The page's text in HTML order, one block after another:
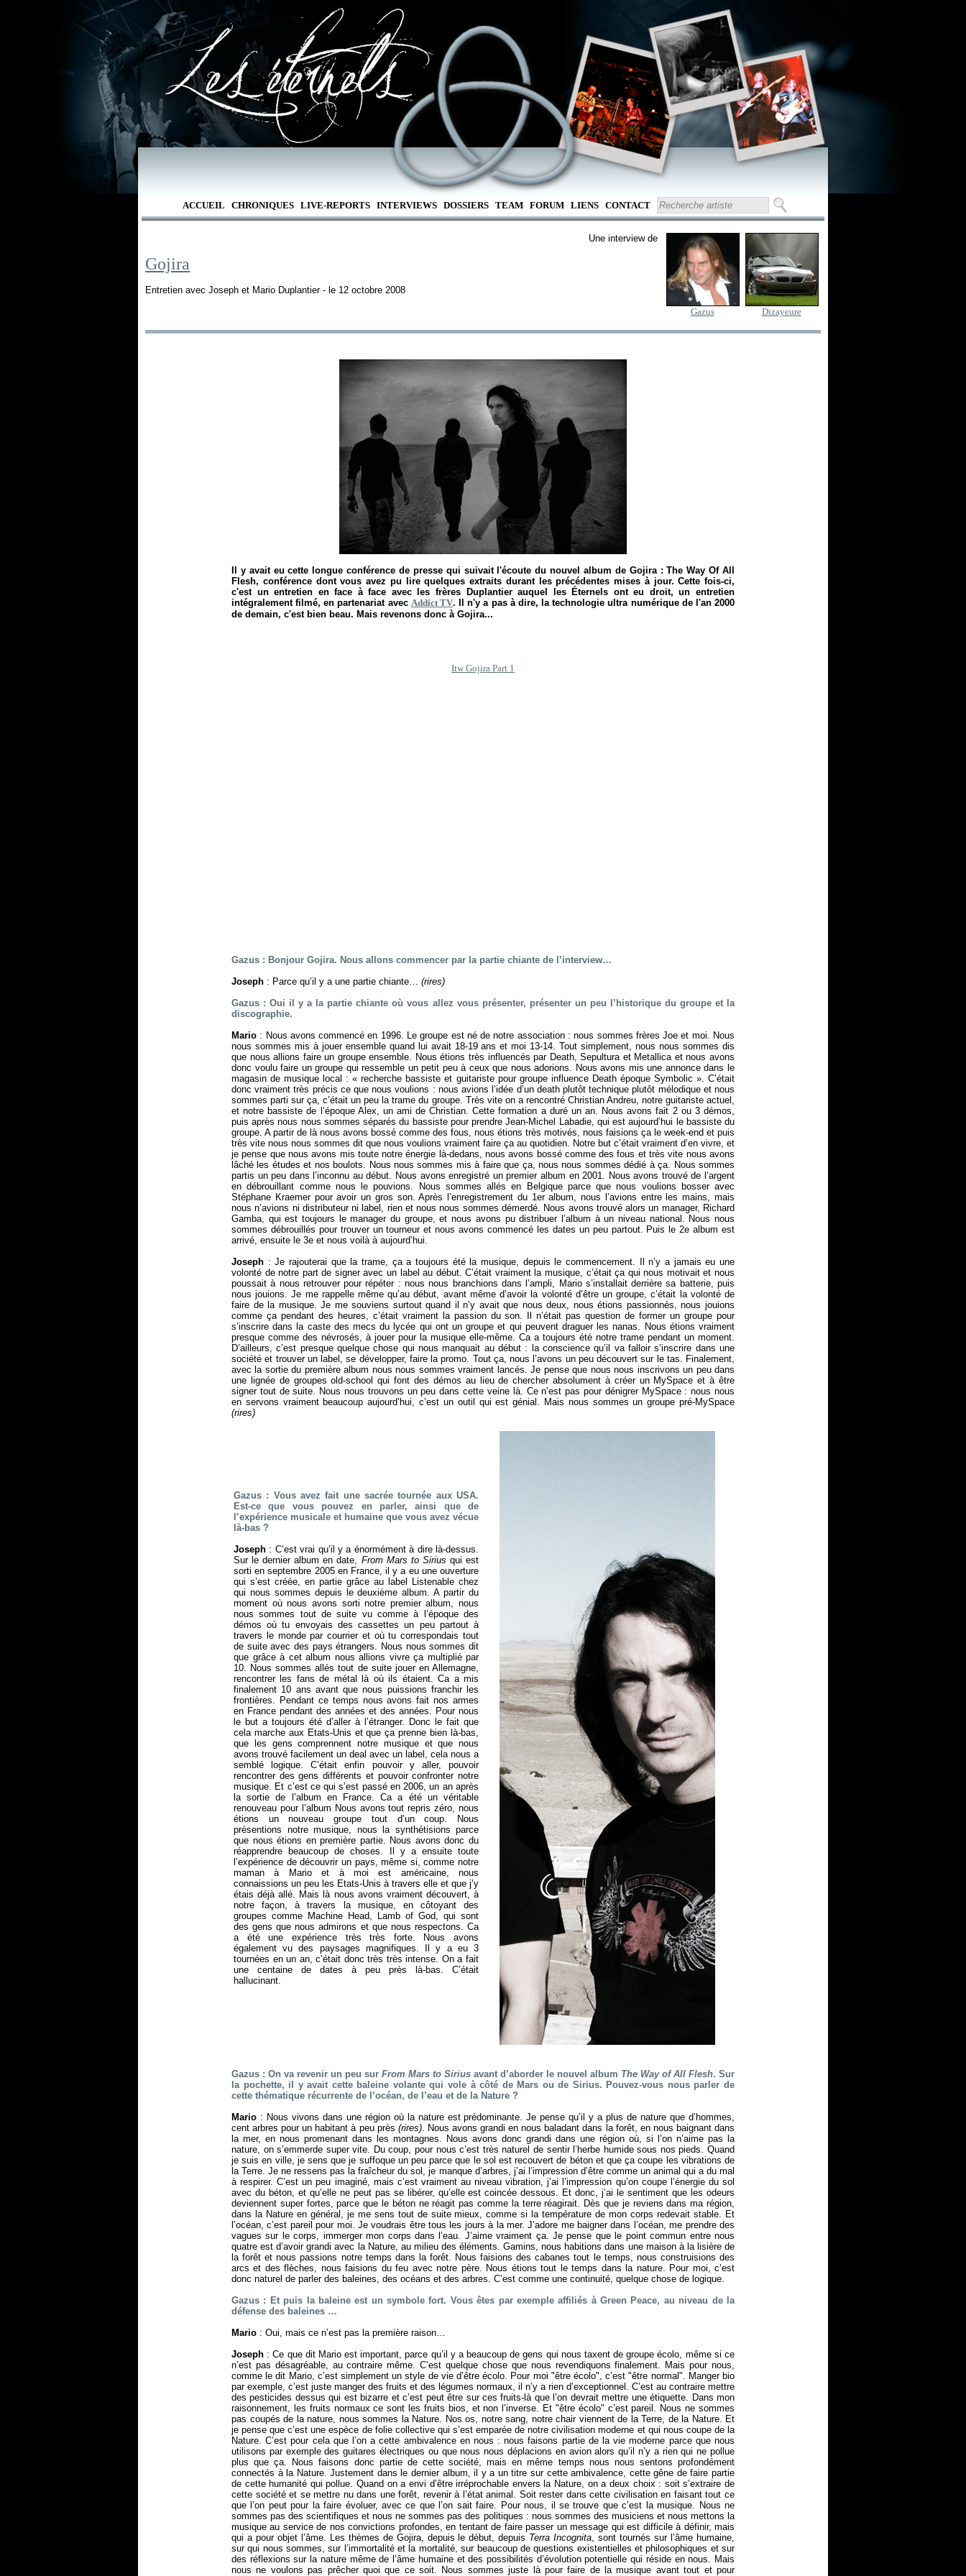
ACCUEIL CHRONIQUES LIVE-REPORTS INTERVIEWS DOSSIERS TEAM FORUM LIENS CONTACT
Gojira
Entretien avec Joseph et Mario Duplantier - le 12 octobre 2008
Dizayeure
Gazus
Une interview de
Il y avait eu cette longue conférence de presse qui suivait l'écoute du nouvel album de Gojira :The Way Of All
Flesh, conférence dont vous avez pu lire quelques extraits durant les précédentes mises à jour. Cette fois-ci,
c'est un entretien en face à face avec les frères Duplantier auquel les Éternels ont eu droit, un entretien
intégralement filmé, en partenariat avec Addict TV. Il n'y a pas à dire, la technologie ultra numérique de l'an 2000
de demain, c'est bien beau. Mais revenons donc à Gojira...
Itw Gojira Part 1
Gazus : Bonjour Gojira. Nous allons commencer par la partie chiante de l’interview…
Joseph : Parce qu’il y a une partie chiante… (rires)
Gazus : Oui il y a la partie chiante où vous allez vous présenter, présenter un peu l’historique du groupe et la
discographie.
Mario : Nous avons commencé en 1996. Le groupe est né de notre association : nous sommes frères Joe et moi. Nous
nous sommes mis à jouer ensemble quand lui avait 18-19 ans et moi 13-14. Tout simplement, nous nous sommes dis
que nous allions faire un groupe ensemble. Nous étions très influencés par Death, Sepultura et Metallica et nous avons
donc voulu faire un groupe qui ressemble un petit peu à ceux que nous adorions. Nous avons mis une annonce dans le
magasin de musique local : « recherche bassiste et guitariste pour groupe influence Death époque Symbolic ». C’était
donc vraiment très précis ce que nous voulions : nous avions l’idée d’un death plutôt technique plutôt mélodique et nous
sommes parti sur ça, c’était un peu la trame du groupe. Très vite on a rencontré Christian Andreu, notre guitariste actuel,
et notre bassiste de l’époque Alex, un ami de Christian. Cette formation a duré un an. Nous avons fait 2 ou 3 démos,
puis après nous nous sommes séparés du bassiste pour prendre Jean-Michel Labadie, qui est aujourd’hui le bassiste du
groupe. A partir de là nous avons bossé comme des fous, nous étions très motivés, nous faisions ça le week-end et puis
très vite nous nous sommes dit que nous voulions vraiment faire ça au quotidien. Notre but c’était vraiment d’en vivre, et
je pense que nous avons mis toute notre énergie là-dedans, nous avons bossé comme des fous et très vite nous avons
lâché les études et nos boulots. Nous nous sommes mis à faire que ça, nous nous sommes dédié à ça. Nous sommes
partis un peu dans l’inconnu au début. Nous avons enregistré un premier album en 2001. Nous avons trouvé de l’argent
en débrouillant comme nous le pouvions. Nous sommes allés en Belgique parce que nous voulions bosser avec
Stéphane Kraemer pour avoir un gros son. Après l’enregistrement du 1er album, nous l’avions entre les mains, mais
nous n’avions ni distributeur ni label, rien et nous nous sommes démerdé. Nous avons trouvé alors un manager, Richard
Gamba, qui est toujours le manager du groupe, et nous avons pu distribuer l’album à un niveau national. Nous nous
sommes débrouillés pour trouver un tourneur et nous avons commencé les dates un peu partout. Puis le 2e album est
arrivé, ensuite le 3e et nous voilà à aujourd’hui.
Joseph : Je rajouterai que la trame, ça a toujours été la musique, depuis le commencement. Il n’y a jamais eu une
volonté de notre part de signer avec un label au début. C’était vraiment la musique, c’était ça qui nous motivait et nous
poussait à nous retrouver pour répéter : nous nous branchions dans l’ampli, Mario s’installait derrière sa batterie, puis
nous jouions. Je me rappelle même qu’au début, avant même d’avoir la volonté d’être un groupe, c’était la volonté de
faire de la musique. Je me souviens surtout quand il n’y avait que nous deux, nous étions passionnés, nous jouions
comme ça pendant des heures, c’était vraiment la passion du son. Il n’était pas question de former un groupe pour
s’inscrire dans la caste des mecs du lycée qui ont un groupe et qui peuvent draguer les nanas. Nous étions vraiment
presque comme des névrosés, à jouer pour la musique elle-même. Ca a toujours été notre trame pendant un moment.
D’ailleurs, c’est presque quelque chose qui nous manquait au début : la conscience qu’il va falloir s’inscrire dans une
société et trouver un label, se développer, faire la promo. Tout ça, nous l’avons un peu découvert sur le tas. Finalement,
avec la sortie du première album nous nous sommes vraiment lancés. Je pense que nous nous inscrivons un peu dans
une lignée de groupes old-school qui font des démos au lieu de chercher absolument à créer un MySpace et à être
signer tout de suite. Nous nous trouvons un peu dans cette veine là. Ce n’est pas pour dénigrer MySpace : nous nous
en servons vraiment beaucoup aujourd’hui, c’est un outil qui est génial. Mais nous sommes un groupe pré-MySpace
(rires)
Gazus : Vous avez fait une sacrée tournée aux USA.
Est-ce que vous pouvez en parler, ainsi que de
l’expérience musicale et humaine que vous avez vécue
là-bas ?
Joseph : C’est vrai qu’il y a énormément à dire là-dessus.
Sur le dernier album en date, From Mars to Sirius qui est
sorti en septembre 2005 en France, il y a eu une ouverture
qui s’est créée, en partie grâce au label Listenable chez
qui nous sommes depuis le deuxième album. A partir du
moment où nous avons sorti notre premier album, nous
nous sommes tout de suite vu comme à l’époque des
démos où tu envoyais des cassettes un peu partout à
travers le monde par courrier et où tu correspondais tout
de suite avec des pays étrangers. Nous nous sommes dit
que grâce à cet album nous allions vivre ça multiplié par
10. Nous sommes allés tout de suite jouer en Allemagne,
rencontrer les fans de métal là où ils étaient. Ca a mis
finalement 10 ans avant que nous puissions franchir les
frontières. Pendant ce temps nous avons fait nos armes
en France pendant des années et des années. Pour nous
le but a toujours été d’aller à l’étranger. Donc le fait que
cela marche aux Etats-Unis et que ça prenne bien là-bas,
que les gens comprennent notre musique et que nous
avons trouvé facilement un deal avec un label, cela nous a
semblé logique. C’était enfin pouvoir y aller, pouvoir
rencontrer des gens différents et pouvoir confronter notre
musique. Et c’est ce qui s’est passé en 2006, un an après
la sortie de l’album en France. Ca a été un véritable
renouveau pour l’album Nous avons tout repris zéro, nous
étions un nouveau groupe tout d’un coup. Nous
présentions notre musique, nous la synthétisions parce
que nous étions en première partie. Nous avons donc du
réapprendre beaucoup de choses. Il y a ensuite toute
l’expérience de découvrir un pays, même si, comme notre
maman à Mario et à moi est américaine, nous
connaissions un peu les Etats-Unis à travers elle et que j’y
étais déjà allé. Mais là nous avons vraiment découvert, à
notre façon, à travers la musique, en côtoyant des
groupes comme Machine Head, Lamb of God, qui sont
des gens que nous admirons et que nous respectons. Ca
a été une expérience très très forte. Nous avons
également vu des paysages magnifiques. Il y a eu 3
tournées en un an, c’était donc très très intense. On a fait
une centaine de dates à peu près là-bas. C’était
hallucinant.
Gazus : On va revenir un peu sur From Mars to Sirius avant d’aborder le nouvel album The Way of All Flesh. Sur
la pochette, il y avait cette baleine volante qui vole à côté de Mars ou de Sirius. Pouvez-vous nous parler de
cette thématique récurrente de l’océan, de l’eau et de la Nature ?
Mario : Nous vivons dans une région où la nature est prédominante. Je pense qu’il y a plus de nature que d’hommes,
cent arbres pour un habitant à peu près (rires). Nous avons grandi en nous baladant dans la forêt, en nous baignant dans
la mer, en nous promenant dans les montagnes. Nous avons donc grandi dans une région où, si l’on n’aime pas la
nature, on s’emmerde super vite. Du coup, pour nous c’est très naturel de sentir l’herbe humide sous nos pieds. Quand
je suis en ville, je sens que je suffoque un peu parce que le sol est recouvert de béton et que ça coupe les vibrations de
la Terre. Je ne ressens pas la fraîcheur du sol, je manque d’arbres, j’ai l’impression d’être comme un animal qui a du mal
à respirer. C’est un peu imaginé, mais c’est vraiment au niveau vibration, j’ai l’impression qu’on coupe l’énergie du sol
avec du béton, et qu’elle ne peut pas se libérer, qu’elle est coincée dessous. Et donc, j’ai le sentiment que les odeurs
deviennent super fortes, parce que le béton ne réagit pas comme la terre réagirait. Dès que je reviens dans ma région,
dans la Nature en général, je me sens tout de suite mieux, comme si la température de mon corps redevait stable. Et
l’océan, c’est pareil pour moi. Je voudrais être tous les jours à la mer. J’adore me baigner dans l’océan, me prendre des
vagues sur le corps, immerger mon corps dans l’eau. J’aime vraiment ça. Je pense que le point commun entre nous
quatre est d’avoir grandi avec la Nature, au milieu des éléments. Gamins, nous habitions dans une maison à la lisière de
la forêt et nous passions notre temps dans la forêt. Nous faisions des cabanes tout le temps, nous construisions des
arcs et des flèches, nous faisions du feu avec notre père. Nous étions tout le temps dans la nature. Pour moi, c’est
donc naturel de parler des baleines, des océans et des arbres. C’est comme une continuité, quelque chose de logique.
Gazus : Et puis la baleine est un symbole fort. Vous êtes par exemple affiliés à Green Peace, au niveau de la
défense des baleines …
Mario : Oui, mais ce n’est pas la première raison…
Joseph : Ce que dit Mario est important, parce qu’il y a beaucoup de gens qui nous taxent de groupe écolo, même si ce
n’est pas désagréable, au contraire même. C’est quelque chose que nous revendiquons finalement. Mais pour nous,
comme le dit Mario, c’est simplement un style de vie d’être écolo. Pour moi "être écolo", c’est "être normal". Manger bio
par exemple, c’est juste manger des fruits et des légumes normaux, il n’y a rien d’exceptionnel. C’est au contraire mettre
des pesticides dessus qui est bizarre et c’est peut être sur ces fruits-là que l’on devrait mettre une étiquette. Dans mon
raisonnement, les fruits normaux ce sont les fruits bios, et non l’inverse. Et "être écolo" c’est pareil. Nous ne sommes
pas coupés de la nature, nous sommes la Nature. Nos os, notre sang, notre chair viennent de la Terre, de la Nature. Et
je pense que c’est une espèce de folie collective qui s’est emparée de notre civilisation moderne et qui nous coupe de la
Nature. C’est pour cela que l’on a cette ambivalence en nous : nous faisons partie de la vie moderne parce que nous
utilisons par exemple des guitares électriques ou que nous nous déplacions en avion alors qu’il n’y a rien qui ne pollue
plus que ça. Nous faisons donc partie de cette société, mais en même temps nous nous sentons profondément
connectés à la Nature. Justement dans le dernier album, il y a un titre sur cette ambivalence, cette gêne de faire partie
de cette humanité qui pollue. Quand on a envi d’être irréprochable envers la Nature, on a deux choix : soit s’extraire de
cette société et se mettre nu dans une forêt, revenir à l’état animal. Soit rester dans cette civilisation en faisant tout ce
que l’on peut pour la faire évoluer, avec ce que l’on sait faire. Pour nous, il se trouve que c’est la musique. Nous ne
sommes pas des scientifiques et nous ne sommes pas des politiques : nous sommes des musiciens et nous mettons la
musique au service de nos convictions profondes, en tentant de faire passer un message qui est difficile à définir, mais
qui a pour objet l’âme. Les thèmes de Gojira, depuis le début, depuis Terra Incognita, sont tournés sur l’âme humaine,
sur qui nous sommes, sur l’immortalité et la mortalité, sur beaucoup de questions existentielles et philosophiques et sur
des réflexions sur la nature même de l’âme humaine et des possibilités d’évolution potentielle qui réside en nous. Mais
nous ne voulons pas prêcher quoi que ce soit. Nous sommes juste là pour faire de la musique avant tout et pour